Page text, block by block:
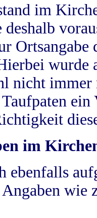
im
wurde
nicht
im
ebenfalls
wie